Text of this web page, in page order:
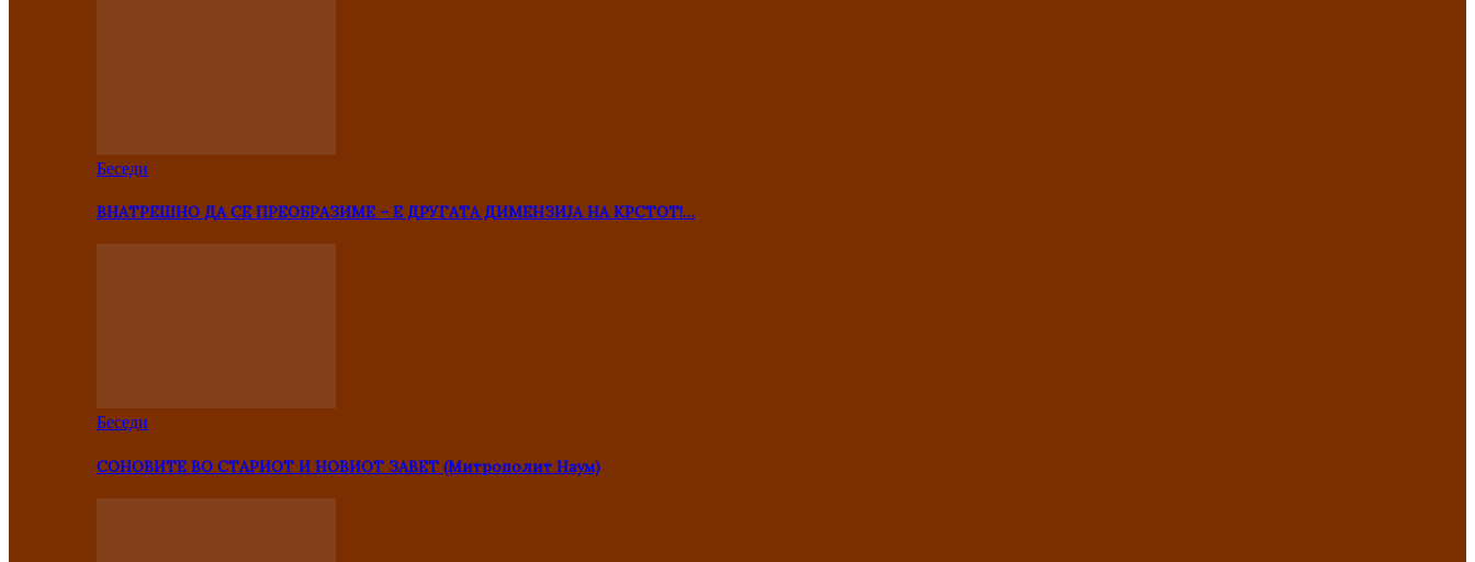
Беседи
ВНАТРЕШНО ДА СЕ ПРЕОБРАЗИМЕ – Е ДРУГАТА ДИМЕНЗИЈА НА КРСТОТ!…
Беседи
СОНОВИТЕ ВО СТАРИОТ И НОВИОТ ЗАВЕТ (Митрополит Наум)